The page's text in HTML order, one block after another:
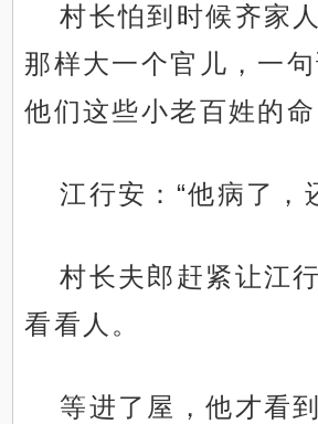
村长怕到时候齐家
那样大一个官儿，一
他们这些小老百姓的命
江行安：“他病了，
村长夫郎赶紧让江
看看人。
等进了屋，他才看